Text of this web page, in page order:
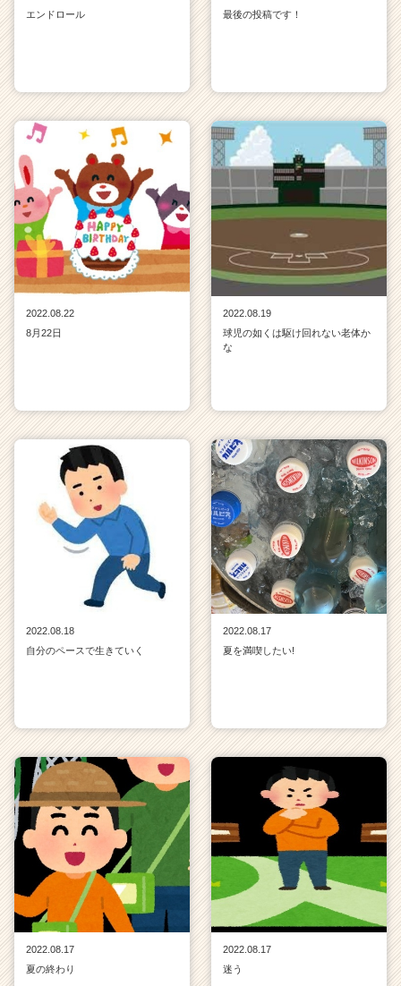
エンドロール
最後の投稿です！
2022.08.22
8月22日
2022.08.19
球児の如くは駆け回れない老体か
な
2022.08.18
自分のペースで生きていく
2022.08.17
夏を満喫したい!
2022.08.17
夏の終わり
2022.08.17
迷う